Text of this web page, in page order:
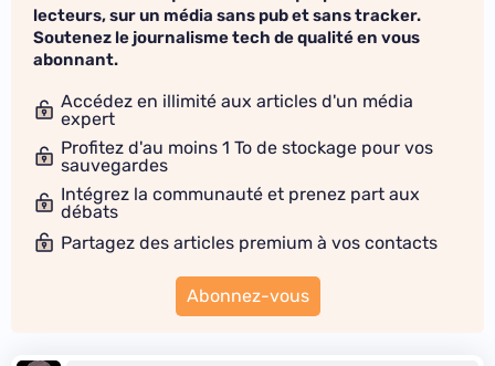
lecteurs, sur un média sans pub et sans tracker.
Soutenez le journalisme tech de qualité en vous
abonnant.
Accédez en illimité aux articles d'un média
expert
Profitez d'au moins 1 To de stockage pour vos
sauvegardes
Intégrez la communauté et prenez part aux
débats
Partagez des articles premium à vos contacts
Abonnez-vous